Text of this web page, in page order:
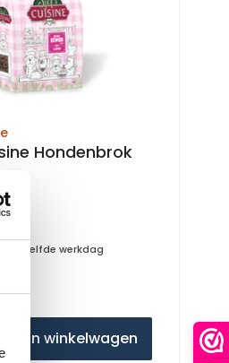
Hondenbrok
zelfde werkdag
In winkelwagen